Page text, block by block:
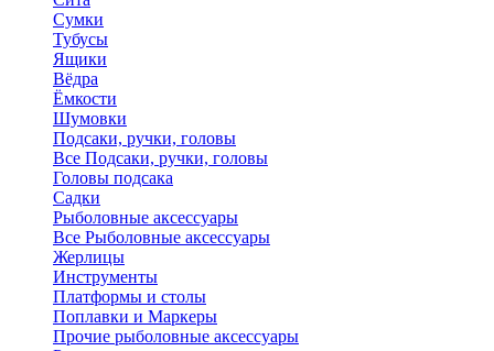
Сумки
Тубусы
Ящики
Вёдра
Ёмкости
Шумовки
Подсаки, ручки, головы
Все Подсаки, ручки, головы
Головы подсака
Садки
Рыболовные аксессуары
Все Рыболовные аксессуары
Жерлицы
Инструменты
Платформы и столы
Поплавки и Маркеры
Прочие рыболовные аксессуары